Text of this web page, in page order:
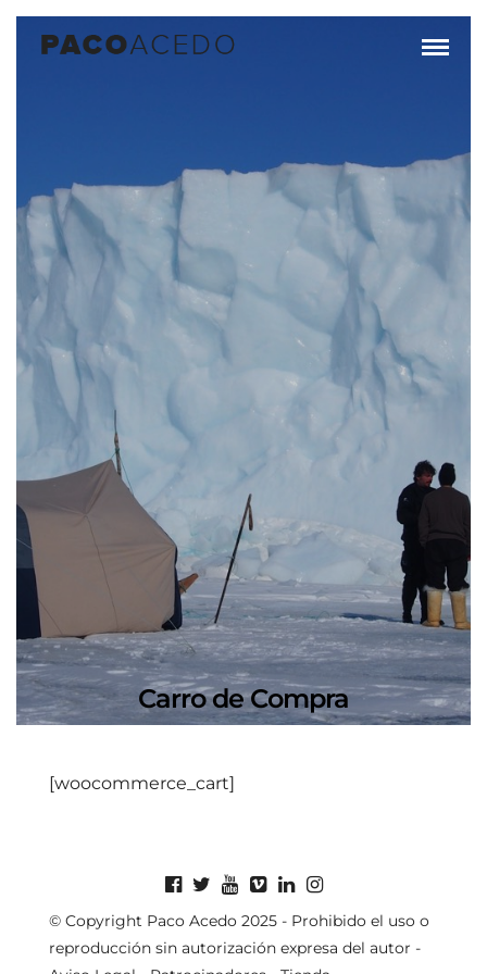
Carro de Compra
[woocommerce_cart]
© Copyright Paco Acedo 2025 - Prohibido el uso o
reproducción sin autorización expresa del autor -